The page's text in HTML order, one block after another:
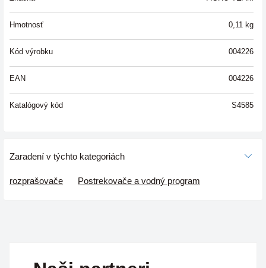
Hmotnosť 0,11 kg
Kód výrobku 004226
EAN 004226
Katalógový kód S4585
Zaradení v týchto kategoriách
rozprašovače Postrekovače a vodný program